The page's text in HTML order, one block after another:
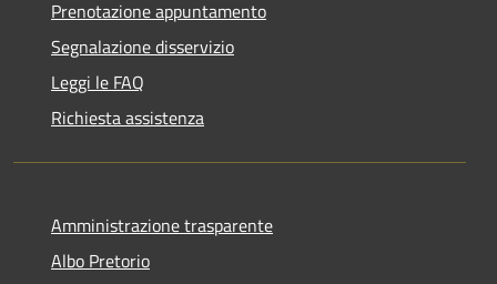
Prenotazione appuntamento
Segnalazione disservizio
Leggi le FAQ
Richiesta assistenza
Amministrazione trasparente
Albo Pretorio